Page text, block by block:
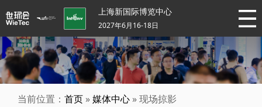
上海新国际博览中心
2027年6月16-18日
当前位置： 首页 »媒体中心 » 现场掠影